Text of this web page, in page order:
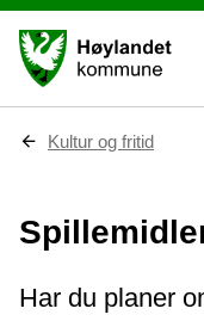
D
h
e
:
Kultur og fritid
Har du planer